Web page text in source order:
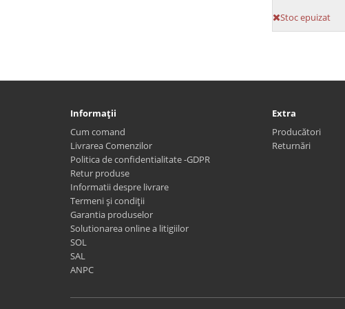
Stoc epuizat
Informaţii
Cum comand
Livrarea Comenzilor
Politica de confidentialitate -GDPR
Retur produse
Informatii despre livrare
Termeni și condiții
Garantia produselor
Solutionarea online a litigiilor
SOL
SAL
ANPC
Extra
Producători
Returnări